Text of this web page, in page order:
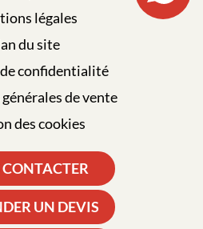
légales
du site
confidentialité
de vente
des cookies
UN DEVIS